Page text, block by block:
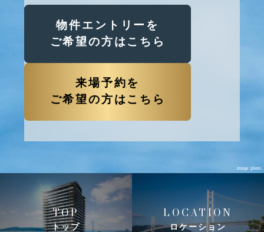
物件エントリーを
ご希望の方はこちら
来場予約を
ご希望の方はこちら
image photo
TOP
トップ
LOCATION
ロケーション